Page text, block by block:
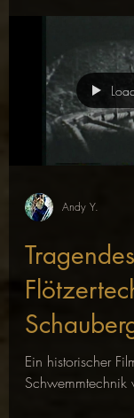
Andy Y.
Ein historischer
Schwemmtechnik